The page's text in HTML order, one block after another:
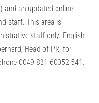
and an updated online
staff. This area is
staff only. English
Head of PR, for
0049 821 60052 541.